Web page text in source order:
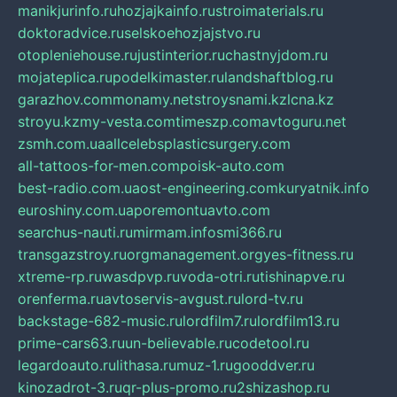
manikjurinfo.ruhozjajkainfo.rustroimaterials.ru
doktoradvice.ruselskoehozjajstvo.ru
otopleniehouse.rujustinterior.ruchastnyjdom.ru
mojateplica.rupodelkimaster.rulandshaftblog.ru
garazhov.commonamy.netstroysnami.kzlcna.kz
stroyu.kzmy-vesta.comtimeszp.comavtoguru.net
zsmh.com.uaallcelebsplasticsurgery.com
all-tattoos-for-men.compoisk-auto.com
best-radio.com.uaost-engineering.comkuryatnik.info
euroshiny.com.uaporemontuavto.com
searchus-nauti.rumirmam.infosmi366.ru
transgazstroy.ruorgmanagement.orgyes-fitness.ru
xtreme-rp.ruwasdpvp.ruvoda-otri.rutishinapve.ru
orenferma.ruavtoservis-avgust.rulord-tv.ru
backstage-682-music.rulordfilm7.rulordfilm13.ru
prime-cars63.ruun-believable.rucodetool.ru
legardoauto.rulithasa.rumuz-1.rugooddver.ru
kinozadrot-3.ruqr-plus-promo.ru2shizashop.ru